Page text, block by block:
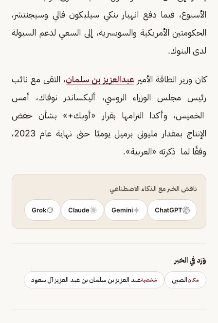
الأسبوع، فيما دفع انهيار بنكي سيليكون فالي وسيجنتشر،
الحكومتين الأمريكية والسويسرية، إلى السعي لدعم السيولة
لدى البنوك.
كان وزير الطاقة الأميرعبدالعزيز بن سلمان، التقى مع نائب
رئيس مجلس الوزراء الروسي، أليكساندر نوفاك، أمس
الخميس، وأكدا التزامها بقرار «أوبك+» بشأن خفض
الإنتاج بمقدار مليوني برميل يوميًا حتى نهاية عام 2023،
وفقًا لما ذكرته «العربية».
ناقش الخبر مع الذكاء الاصطناعي
ChatGPT
Gemini
Claude
Grok
وَرَد في الخبر
مكانالصين شخصيةعبد العزيز بن سلمان بن عبد العزيز آل سعود